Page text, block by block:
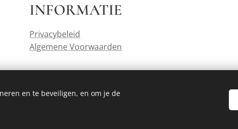
INFORMATIE
Privacybeleid
Algemene Voorwaarden
en te beveiligen, en om je de